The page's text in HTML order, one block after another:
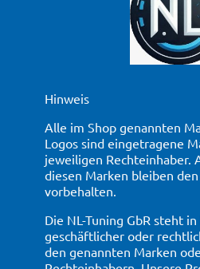
Hinweis
Alle im Shop genannten
Logos sind eingetragene
jeweiligen Rechteinhaber.
diesen Marken bleiben
vorbehalten.
Die NL-Tuning GbR steht
geschäftlicher oder
den genannten Marken